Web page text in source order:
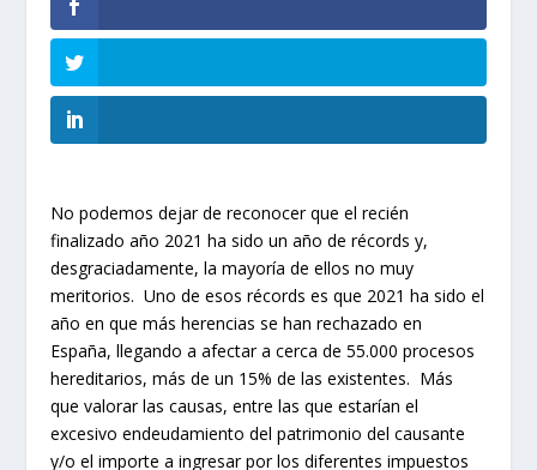
No podemos dejar de reconocer que el recién
finalizado año 2021 ha sido un año de récords y,
desgraciadamente, la mayoría de ellos no muy
meritorios. Uno de esos récords es que 2021 ha sido el
año en que más herencias se han rechazado en
España, llegando a afectar a cerca de 55.000 procesos
hereditarios, más de un 15% de las existentes. Más
que valorar las causas, entre las que estarían el
excesivo endeudamiento del patrimonio del causante
y/o el importe a ingresar por los diferentes impuestos